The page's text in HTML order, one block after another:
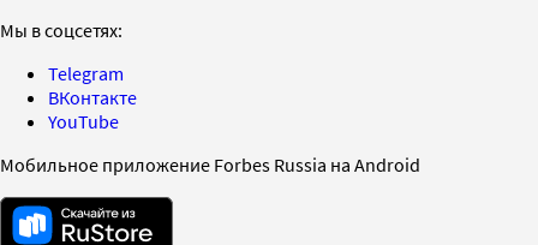
Мы в соцсетях:
Telegram
ВКонтакте
YouTube
Мобильное приложение Forbes Russia на Android